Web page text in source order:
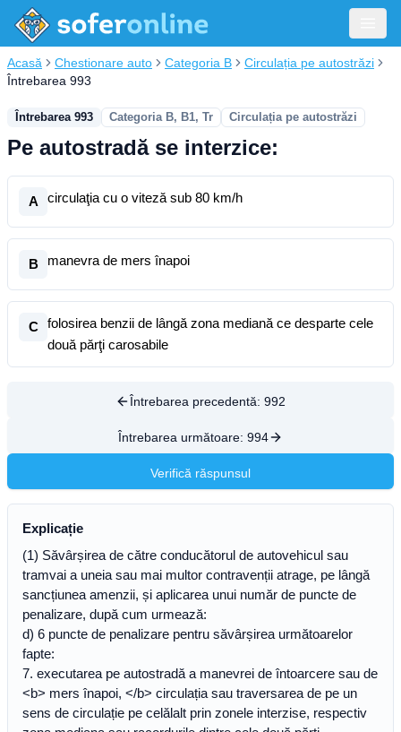
Acasă Chestionare auto Categoria B
Circulația pe autostrăzi
Întrebarea 993
Întrebarea 993 Categoria B, B1, Tr Circulația pe autostrăzi
Pe autostradă se interzice:
A circulaţia cu o viteză sub 80 km/h
B manevra de mers înapoi
C
folosirea benzii de lângă zona mediană ce desparte cele
două părţi carosabile
Întrebarea precedentă: 992
Întrebarea următoare: 994
Verifică răspunsul
Explicație
(1) Săvârșirea de către conducătorul de autovehicul sau
tramvai a uneia sau mai multor contravenții atrage, pe lângă
sancțiunea amenzii, și aplicarea unui număr de puncte de
penalizare, după cum urmează:
d) 6 puncte de penalizare pentru săvârșirea următoarelor
fapte:
7. executarea pe autostradă a manevrei de întoarcere sau de
<b> mers înapoi, </b> circulația sau traversarea de pe un
sens de circulație pe celălalt prin zonele interzise, respectiv